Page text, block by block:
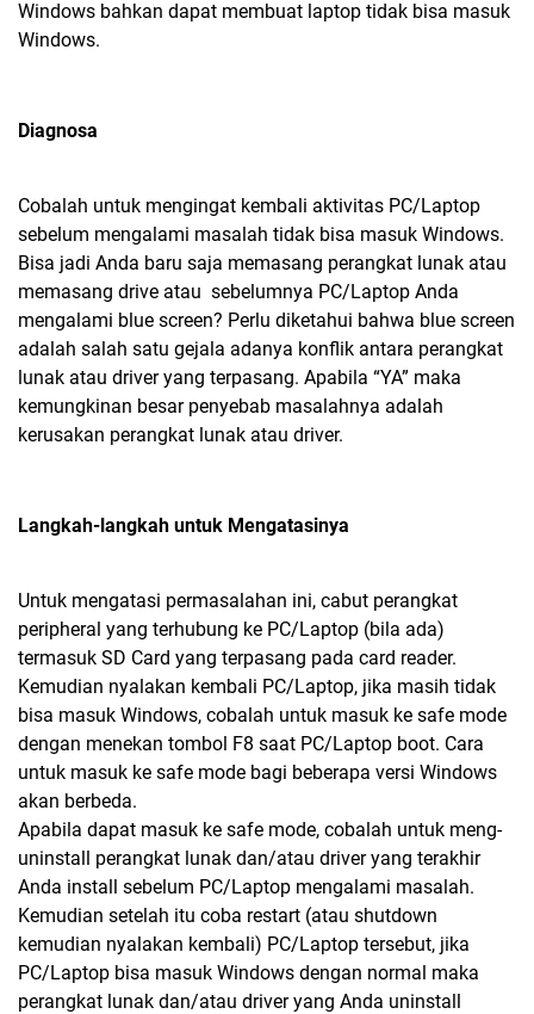
Windows bahkan dapat membuat laptop tidak bisa masuk
Windows.
Diagnosa
Cobalah untuk mengingat kembali aktivitas PC/Laptop
sebelum mengalami masalah tidak bisa masuk Windows.
Bisa jadi Anda baru saja memasang perangkat lunak atau
memasang drive atau sebelumnya PC/Laptop Anda
mengalami blue screen? Perlu diketahui bahwa blue screen
adalah salah satu gejala adanya konflik antara perangkat
lunak atau driver yang terpasang. Apabila “YA” maka
kemungkinan besar penyebab masalahnya adalah
kerusakan perangkat lunak atau driver.
Langkah-langkah untuk Mengatasinya
Untuk mengatasi permasalahan ini, cabut perangkat
peripheral yang terhubung ke PC/Laptop (bila ada)
termasuk SD Card yang terpasang pada card reader.
Kemudian nyalakan kembali PC/Laptop, jika masih tidak
bisa masuk Windows, cobalah untuk masuk ke safe mode
dengan menekan tombol F8 saat PC/Laptop boot. Cara
untuk masuk ke safe mode bagi beberapa versi Windows
akan berbeda.
Apabila dapat masuk ke safe mode, cobalah untuk meng-
uninstall perangkat lunak dan/atau driver yang terakhir
Anda install sebelum PC/Laptop mengalami masalah.
Kemudian setelah itu coba restart (atau shutdown
kemudian nyalakan kembali) PC/Laptop tersebut, jika
PC/Laptop bisa masuk Windows dengan normal maka
perangkat lunak dan/atau driver yang Anda uninstall